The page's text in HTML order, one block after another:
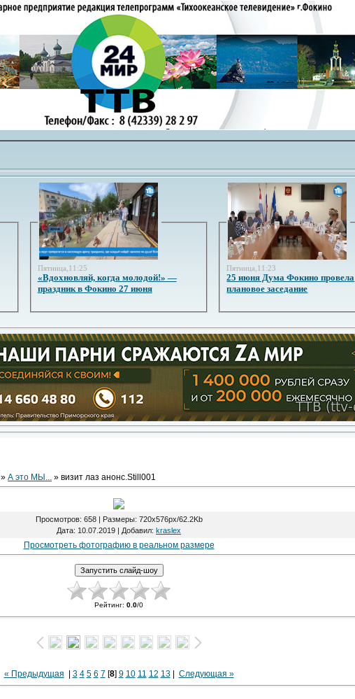
Пятница,11:25
«Вдохновляй, когда молодой!» —
праздник в Фокино 27 июня
Пятница,11:23
25 июня Дума Фокино провела
плановое заседание
» А это МЫ... » визит лаз анонс.Still001
Просмотров: 658 | Размеры: 720x576px/62.2Kb
Дата: 10.07.2019 | Добавил: kraslex
Просмотреть фотографию в реальном размере
Рейтинг: 0.0/0
« Предыдущая 3 4 5 6 7 [8] 9 10 11 12 13| Следующая »